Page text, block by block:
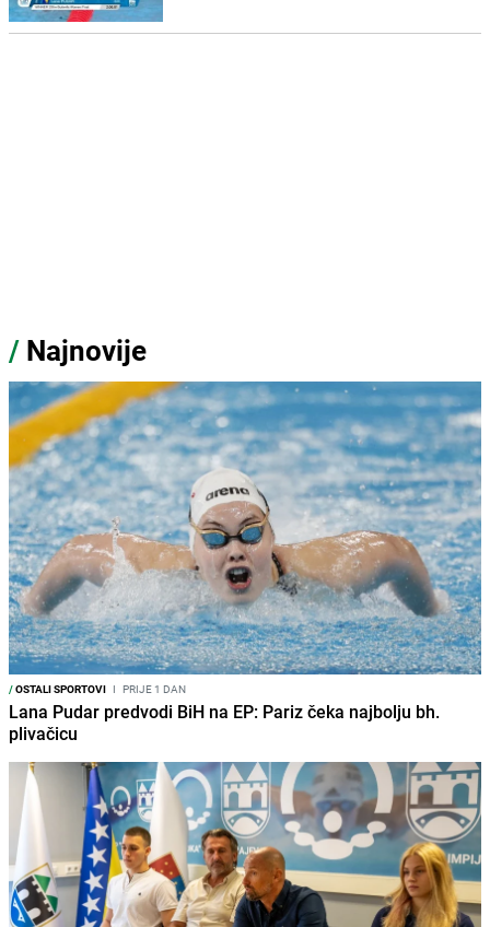
/ Najnovije
/OSTALI SPORTOVI I PRIJE 1 DAN
Lana Pudar predvodi BiH na EP: Pariz čeka najbolju bh.
plivačicu